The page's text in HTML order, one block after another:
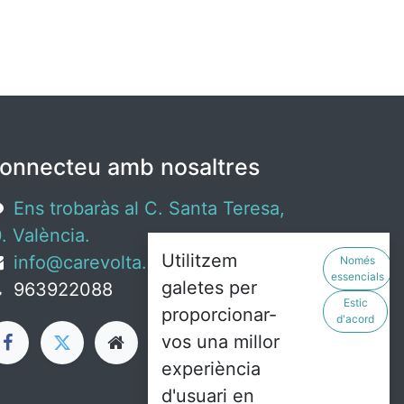
amb nosaltres
Ens trobaràs al C. Santa Teresa,
València.
info@carevolta.org
963922088
Utilitzem
galetes per
proporcionar-
vos una millor
experiència
d'usuari en
Només
essencials
Estic
d'acord